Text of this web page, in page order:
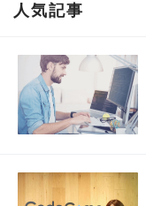
人気記事